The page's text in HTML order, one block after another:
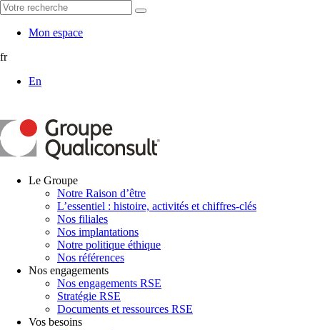
Mon espace
fr
En
Le Groupe
Notre Raison d’être
L’essentiel : histoire, activités et chiffres-clés
Nos filiales
Nos implantations
Notre politique éthique
Nos références
Nos engagements
Nos engagements RSE
Stratégie RSE
Documents et ressources RSE
Vos besoins